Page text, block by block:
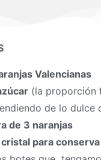
Valencianas
(la proporción
de lo dulce
de 3 naranjas
para conserva